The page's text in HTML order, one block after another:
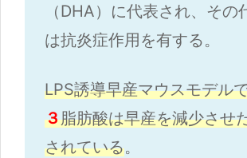
（DHA）に代表され、その
は抗炎症作用を有する。
LPS誘導早産マウスモデル
３脂肪酸は早産を減少させ
されている。